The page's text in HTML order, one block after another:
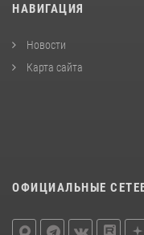
НАВИГАЦИЯ
Новости
Карта сайта
ОФИЦИАЛЬНЫЕ